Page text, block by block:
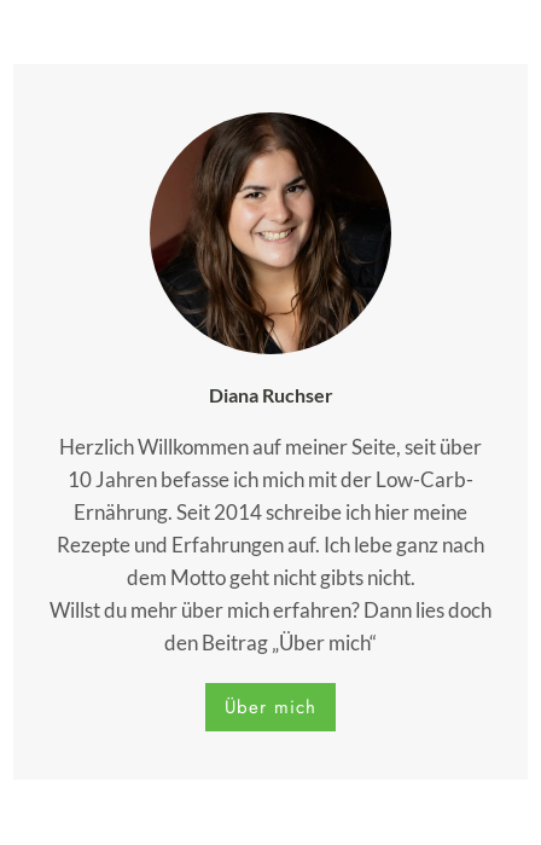
Diana Ruchser
Herzlich Willkommen auf meiner Seite, seit über
10 Jahren befasse ich mich mit der Low-Carb-
Ernährung. Seit 2014 schreibe ich hier meine
Rezepte und Erfahrungen auf. Ich lebe ganz nach
dem Motto geht nicht gibts nicht.
Willst du mehr über mich erfahren? Dann lies doch
den Beitrag „Über mich“
Über mich